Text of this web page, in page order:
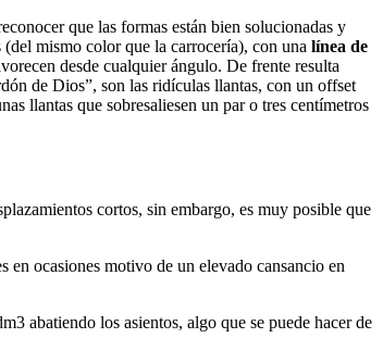
que las formas están bien solucionadas y
(del mismo color que la carrocería), con una línea de
desde cualquier ángulo. De frente resulta
de Dios”, son las ridículas llantas, con un offset
llantas que sobresaliesen un par o tres centímetros
cortos, sin embargo, es muy posible que
en ocasiones motivo de un elevado cansancio en
abatiendo los asientos, algo que se puede hacer de